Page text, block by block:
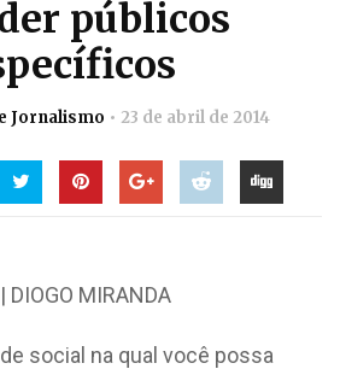
públicos
Jornalismo 23 de abril de 2014
DIOGO MIRANDA
social na qual você possa